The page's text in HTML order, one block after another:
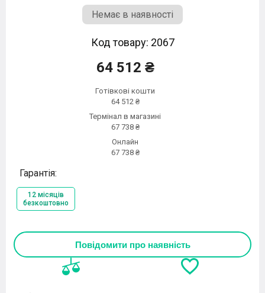
Немає в наявності
Код товару: 2067
64 512 ₴
Готівкові кошти
64 512 ₴
Термінал в магазині
67 738 ₴
Онлайн
67 738 ₴
Гарантія:
12 місяців
безкоштовно
Повідомити про наявність